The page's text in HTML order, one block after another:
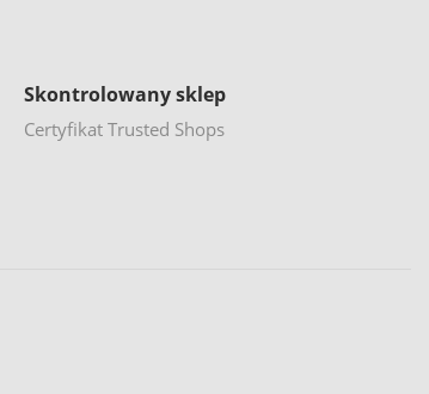
Skontrolowany sklep
Certyfikat Trusted Shops